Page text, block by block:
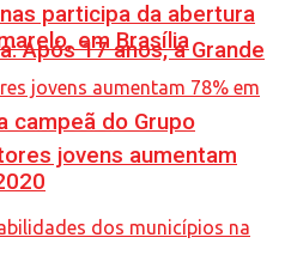
Após 17 anos, a Grande
campeã do Grupo
participa da abertura
em Brasília
jovens aumentam